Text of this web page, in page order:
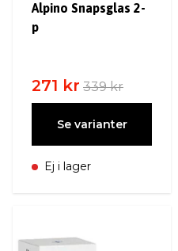
Alpino Snapsglas 2-
p
271 kr 339 kr
Se varianter
Ej i lager